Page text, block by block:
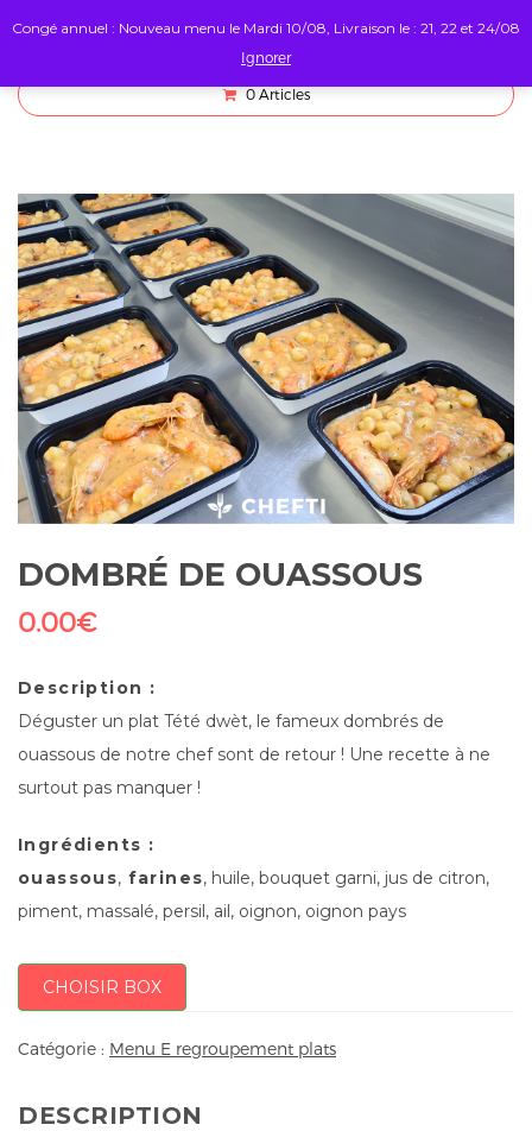
0 Articles
DOMBRÉ DE OUASSOUS
0.00€
Description :
Déguster un plat Tété dwèt, le fameux dombrés de
ouassous de notre chef sont de retour ! Une recette à ne
surtout pas manquer !
Ingrédients :
ouassous, farines, huile, bouquet garni, jus de citron,
piment, massalé, persil, ail, oignon, oignon pays
CHOISIR BOX
Catégorie : Menu E regroupement plats
DESCRIPTION
Congé annuel : Nouveau menu le Mardi 10/08, Livraison le : 21, 22 et 24/08
Ignorer